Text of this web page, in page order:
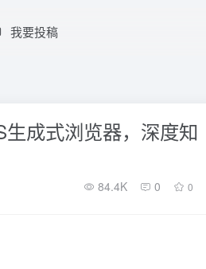
我要投稿
成式浏览器，深度知
84.4K 0 0